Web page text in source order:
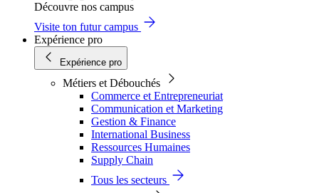
Découvre nos campus
Visite ton futur campus
Expérience pro
Expérience pro
Métiers et Débouchés
Commerce et Entrepreneuriat
Communication et Marketing
Gestion & Finance
International Business
Ressources Humaines
Supply Chain
Tous les secteurs